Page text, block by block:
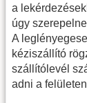
a
úgy
A
kéziszállító
szállítólevél
adni a